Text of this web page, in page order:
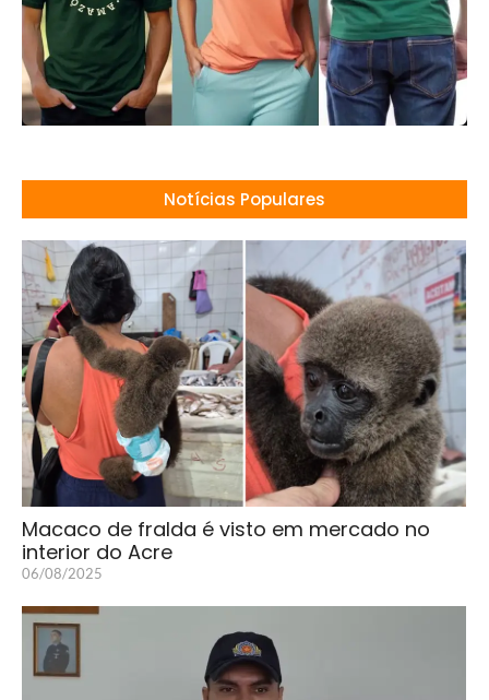
Notícias Populares
Macaco de fralda é visto em mercado no
interior do Acre
06/08/2025